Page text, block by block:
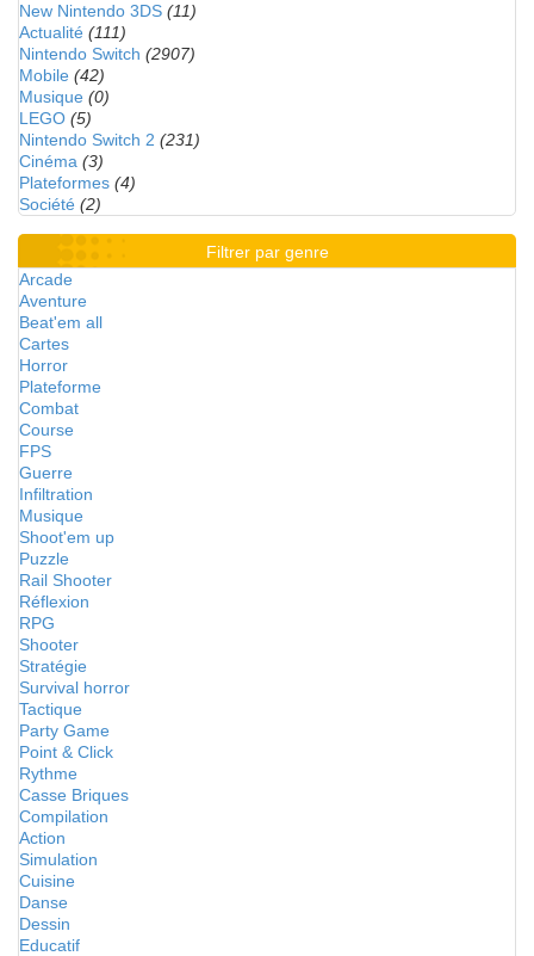
New Nintendo 3DS (11)
Actualité (111)
Nintendo Switch (2907)
Mobile (42)
Musique (0)
LEGO (5)
Nintendo Switch 2 (231)
Cinéma (3)
Plateformes (4)
Société (2)
Filtrer par genre
Arcade
Aventure
Beat'em all
Cartes
Horror
Plateforme
Combat
Course
FPS
Guerre
Infiltration
Musique
Shoot'em up
Puzzle
Rail Shooter
Réflexion
RPG
Shooter
Stratégie
Survival horror
Tactique
Party Game
Point & Click
Rythme
Casse Briques
Compilation
Action
Simulation
Cuisine
Danse
Dessin
Educatif